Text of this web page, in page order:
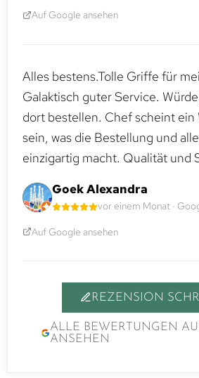
Auf Google ansehen
Alles bestens.Tolle Griffe für
Galaktisch guter Service.
dort bestellen. Chef scheint ein
sein, was die Bestellung und
einzigartig macht. Qualität und
Goek Alexandra
vor einem Monat ·
Auf Google ansehen
REZENSION
ALLE BEWERTUNGEN
ANSEHEN